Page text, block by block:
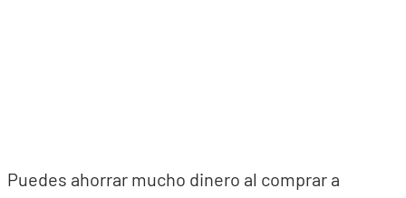
Puedes ahorrar mucho dinero al comprar a